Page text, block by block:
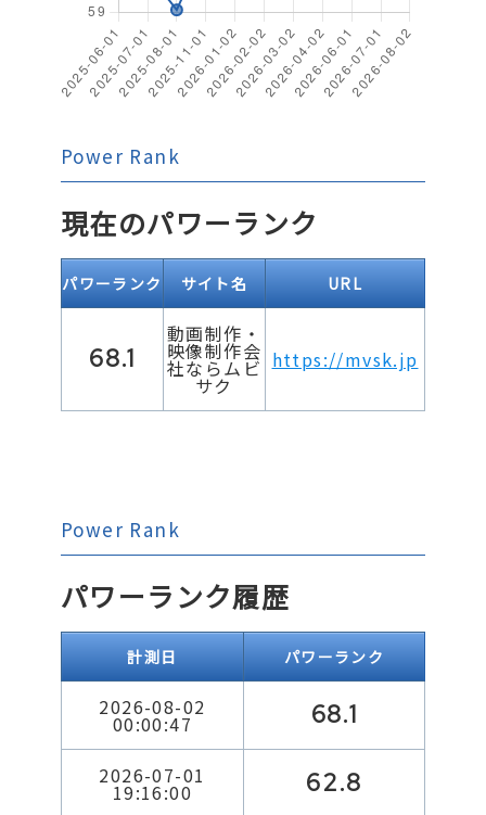
Power Rank
現在のパワーランク
パワーランク サイト名 URL
68.1
動画制作・
映像制作会
社ならムビ
サク
https://mvsk.jp
Power Rank
パワーランク履歴
計測日 パワーランク
2026-08-02
00:00:47 68.1
2026-07-01
19:16:00 62.8